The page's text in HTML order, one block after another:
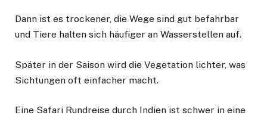
Dann ist es trockener, die Wege sind gut befahrbar
und Tiere halten sich häufiger an Wasserstellen auf.
Später in der Saison wird die Vegetation lichter, was
Sichtungen oft einfacher macht.
Eine Safari Rundreise durch Indien ist schwer in eine